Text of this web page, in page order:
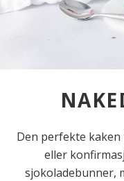
Den perfekte
eller
sjokoladebunner,